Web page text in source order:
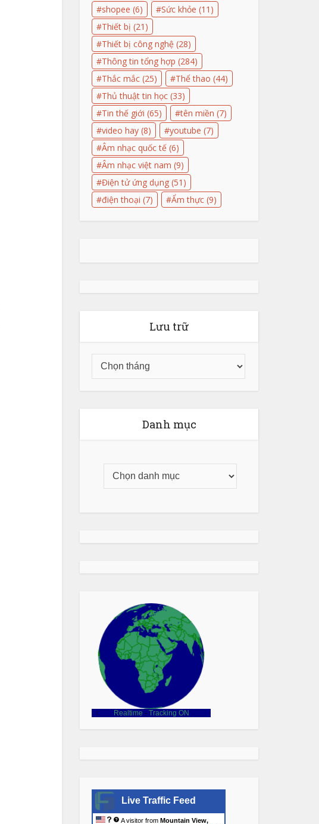
shopee (6) Sức khỏe (11)
Thiết bị (21)
Thiết bị công nghệ (28)
Thông tin tổng hợp (284)
Thắc mắc (25) Thể thao (44)
Thủ thuật tin học (33)
Tin thế giới (65) tên miền (7)
video hay (8) youtube (7)
Âm nhạc quốc tế (6)
Âm nhạc việt nam (9)
Điện tử ứng dụng (51)
điện thoại (7) Ẩm thực (9)
Lưu trữ
Danh mục
Realtime - Tracking ON
Live Traffic Feed
A visitor from Mountain View,